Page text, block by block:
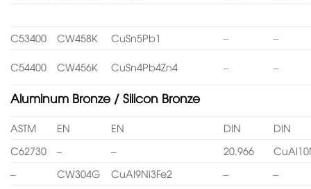
C53400 CW458K CuSn5Pb1 – –
C54400 CW456K CuSn4Pb4Zn4 – –
Aluminum Bronze / Silicon Bronze
ASTM EN EN DIN
DIN
C62730
– – 20.966
–
CW304G CuAl9Ni3Fe2 –
–